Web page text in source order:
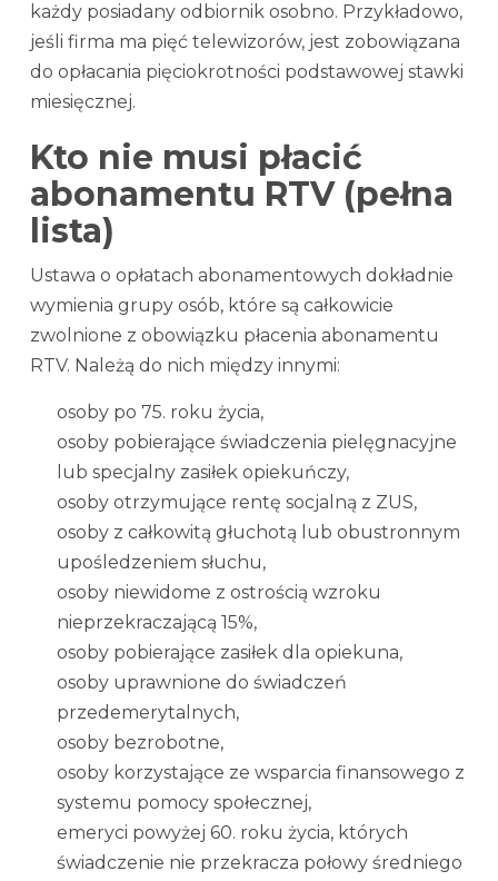
każdy posiadany odbiornik osobno. Przykładowo,
jeśli firma ma pięć telewizorów, jest zobowiązana
do opłacania pięciokrotności podstawowej stawki
miesięcznej.
Kto nie musi płacić
abonamentu RTV (pełna
lista)
Ustawa o opłatach abonamentowych dokładnie
wymienia grupy osób, które są całkowicie
zwolnione z obowiązku płacenia abonamentu
RTV. Należą do nich między innymi:
osoby po 75. roku życia,
osoby pobierające świadczenia pielęgnacyjne
lub specjalny zasiłek opiekuńczy,
osoby otrzymujące rentę socjalną z ZUS,
osoby z całkowitą głuchotą lub obustronnym
upośledzeniem słuchu,
osoby niewidome z ostrością wzroku
nieprzekraczającą 15%,
osoby pobierające zasiłek dla opiekuna,
osoby uprawnione do świadczeń
przedemerytalnych,
osoby bezrobotne,
osoby korzystające ze wsparcia finansowego z
systemu pomocy społecznej,
emeryci powyżej 60. roku życia, których
świadczenie nie przekracza połowy średniego